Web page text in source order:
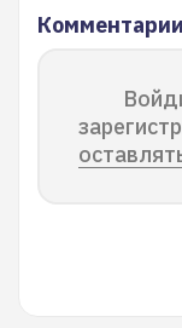
Комментарии